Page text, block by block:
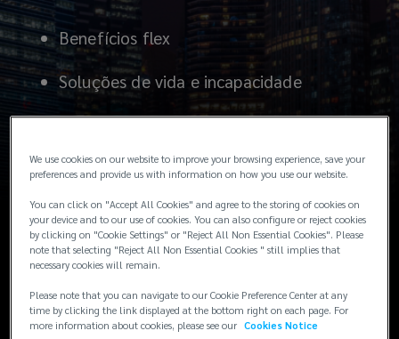
que
aumenta
o
valor
percebido
ajuda
Benefícios flex
Soluções de vida e incapacidade
Benefícios executivos
Soluções globais de pessoas
Principais benefícios para a saúde
Pbm
We use cookies on our website to improve your browsing experience, save your
preferences and provide us with information on how you use our website.
You can click on "Accept All Cookies" and agree to the storing of cookies on
your device and to our use of cookies. You can also configure or reject cookies
by clicking on "Cookie Settings" or "Reject All Non Essential Cookies". Please
note that selecting "Reject All Non Essential Cookies " still implies that
necessary cookies will remain.
Please note that you can navigate to our Cookie Preference Center at any
time by clicking the link displayed at the bottom right on each page. For
more information about cookies, please see our Cookies Notice